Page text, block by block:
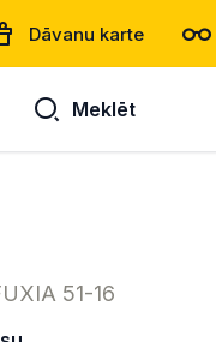
Dāvanu karte
Meklēt
51-16